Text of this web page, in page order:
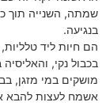
שמתה, השנייה תוך
בנגיעה.
הם חיות ליד
בכבול נקי,
מושקים במי מזגן,
אשמח לעצות להבא